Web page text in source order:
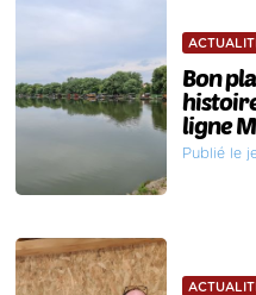
Bon
ligne
Publié le